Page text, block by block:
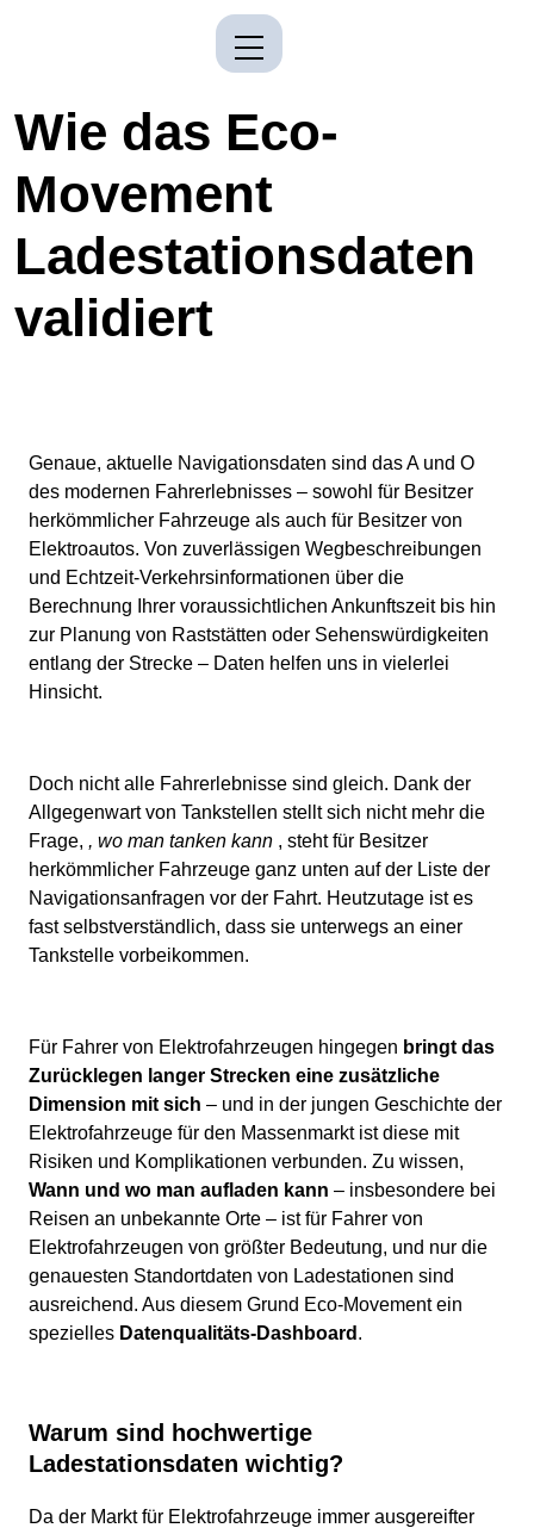
Wie das Eco-
Movement
Ladestationsdaten
validiert
Genaue, aktuelle Navigationsdaten sind das A und O
des modernen Fahrerlebnisses – sowohl für Besitzer
herkömmlicher Fahrzeuge als auch für Besitzer von
Elektroautos. Von zuverlässigen Wegbeschreibungen
und Echtzeit-Verkehrsinformationen über die
Berechnung Ihrer voraussichtlichen Ankunftszeit bis hin
zur Planung von Raststätten oder Sehenswürdigkeiten
entlang der Strecke – Daten helfen uns in vielerlei
Hinsicht.
Doch nicht alle Fahrerlebnisse sind gleich. Dank der
Allgegenwart von Tankstellen stellt sich nicht mehr die
Frage, , wo man tanken kann , steht für Besitzer
herkömmlicher Fahrzeuge ganz unten auf der Liste der
Navigationsanfragen vor der Fahrt. Heutzutage ist es
fast selbstverständlich, dass sie unterwegs an einer
Tankstelle vorbeikommen.
Für Fahrer von Elektrofahrzeugen hingegen bringt das
Zurücklegen langer Strecken eine zusätzliche
Dimension mit sich – und in der jungen Geschichte der
Elektrofahrzeuge für den Massenmarkt ist diese mit
Risiken und Komplikationen verbunden. Zu wissen,
Wann und wo man aufladen kann – insbesondere bei
Reisen an unbekannte Orte – ist für Fahrer von
Elektrofahrzeugen von größter Bedeutung, und nur die
genauesten Standortdaten von Ladestationen sind
ausreichend. Aus diesem Grund Eco-Movement ein
spezielles Datenqualitäts-Dashboard .
Warum sind hochwertige
Ladestationsdaten wichtig?
Da der Markt für Elektrofahrzeuge immer ausgereifter